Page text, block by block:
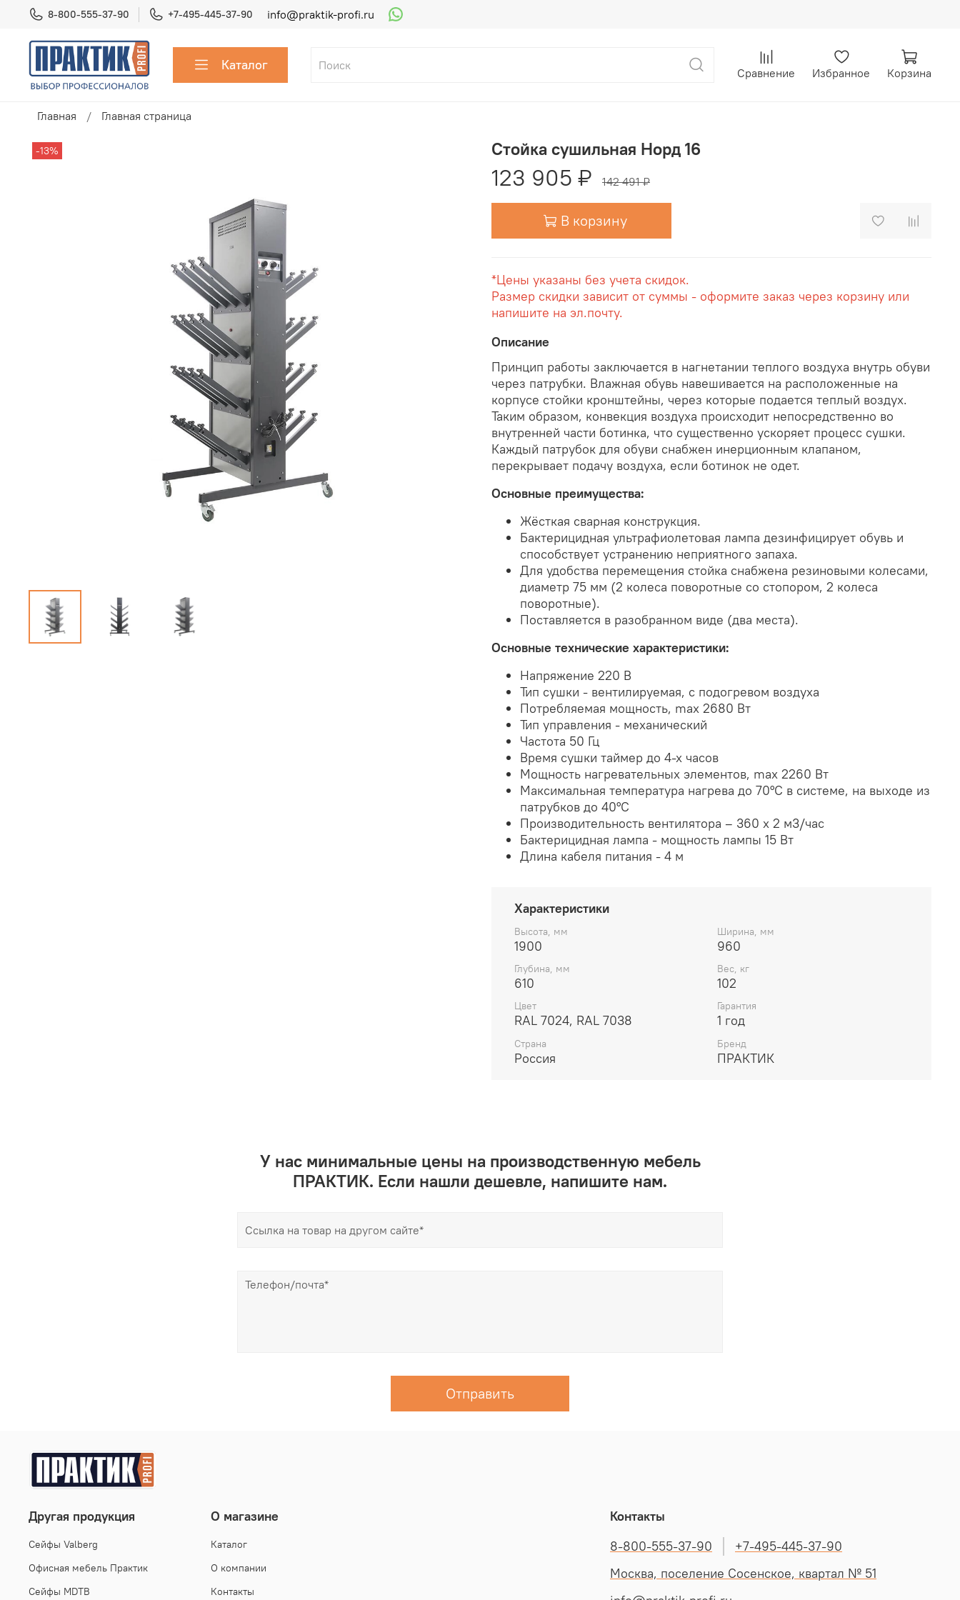
info@praktik-profi.ru
8-800-555-37-90 +7-495-445-37-90
Каталог Сравнение Избранное Корзина
Главная Главная страница
-13% Стойка сушильная Норд 16
123 905 ₽ 142 491 ₽
В корзину
*Цены указаны без учета скидок.
Размер скидки зависит от суммы - оформите заказ через корзину или
напишите на эл.почту.
Описание
Принцип работы заключается в нагнетании теплого воздуха внутрь обуви
через патрубки. Влажная обувь навешивается на расположенные на
корпусе стойки кронштейны, через которые подается теплый воздух.
Таким образом, конвекция воздуха происходит непосредственно во
внутренней части ботинка, что существенно ускоряет процесс сушки.
Каждый патрубок для обуви снабжен инерционным клапаном,
перекрывает подачу воздуха, если ботинок не одет.
Основные преимущества:
Жёсткая сварная конструкция.
Бактерицидная ультрафиолетовая лампа дезинфицирует обувь и
способствует устранению неприятного запаха.
Для удобства перемещения стойка снабжена резиновыми колесами,
диаметр 75 мм (2 колеса поворотные со стопором, 2 колеса
поворотные).
Поставляется в разобранном виде (два места).
Основные технические характеристики:
Напряжение 220 В
Тип сушки - вентилируемая, с подогревом воздуха
Потребляемая мощность, max 2680 Вт
Тип управления - механический
Частота 50 Гц
Время сушки таймер до 4-х часов
Мощность нагревательных элементов, max 2260 Вт
Максимальная температура нагрева до 70°С в системе, на выходе из
патрубков до 40°С
Производительность вентилятора – 360 х 2 м3/час
Бактерицидная лампа - мощность лампы 15 Вт
Длина кабеля питания - 4 м
Характеристики
Высота, мм
1900
Ширина, мм
960
Глубина, мм
610
Вес, кг
102
Цвет
RAL 7024, RAL 7038
Гарантия
1 год
Страна
Россия
Бренд
ПРАКТИК
У нас минимальные цены на производственную мебель
ПРАКТИК. Если нашли дешевле, напишите нам.
Отправить
Другая продукция
Cейфы Valberg
Офисная мебель Практик
Сейфы MDTB
О магазине
Каталог
О компании
Контакты
Контакты
8-800-555-37-90
+7-495-445-37-90
Москва, поселение Сосенское, квартал № 51